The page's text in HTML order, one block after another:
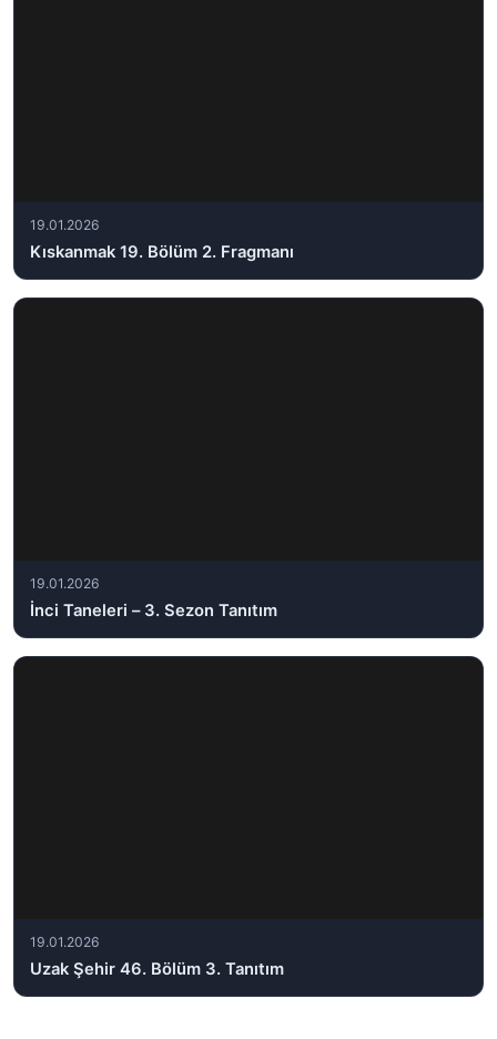
19.01.2026
Kıskanmak 19. Bölüm 2. Fragmanı
19.01.2026
İnci Taneleri – 3. Sezon Tanıtım
19.01.2026
Uzak Şehir 46. Bölüm 3. Tanıtım